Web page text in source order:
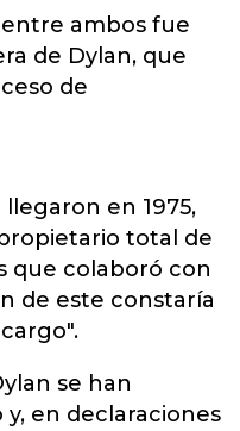
ambos fue
de Dylan, que
de
en 1975,
total de
que colaboró con
de este constaría
se han
en declaraciones